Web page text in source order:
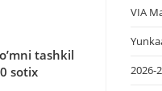
tashkil
sotix
VIA
2026-